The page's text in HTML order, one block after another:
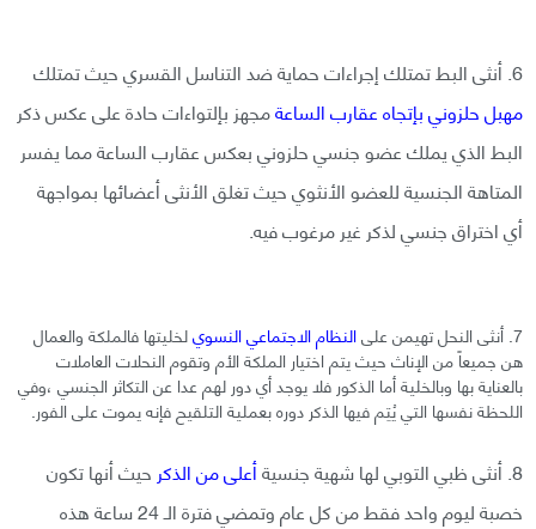
6. أنثى البط تمتلك إجراءات حماية ضد التناسل القسري حيث تمتلك
مهبل حلزوني بإتجاه عقارب الساعةمجهز بإلتواءات حادة على عكس ذكر
البط الذي يملك عضو جنسي حلزوني بعكس عقارب الساعة مما يفسر
المتاهة الجنسية للعضو الأنثوي حيث تغلق الأنثى أعضائها بمواجهة
أي اختراق جنسي لذكر غير مرغوب فيه.
7. أنثى النحل تهيمن على النظام الاجتماعي النسويلخليتها فالملكة والعمال
هن جميعاً من الإناث حيث يتم اختيار الملكة الأم وتقوم النحلات العاملات
بالعناية بها وبالخلية أما الذكور فلا يوجد أي دور لهم عدا عن التكاثر الجنسي ،وفي
اللحظة نفسها التي يُتِم فيها الذكر دوره بعملية التلقيح فإنه يموت على الفور.
8. أنثى ظبي التوبي لها شهية جنسية أعلى من الذكر حيث أنها تكون
خصبة ليوم واحد فقط من كل عام وتمضي فترة الـ 24 ساعة هذه